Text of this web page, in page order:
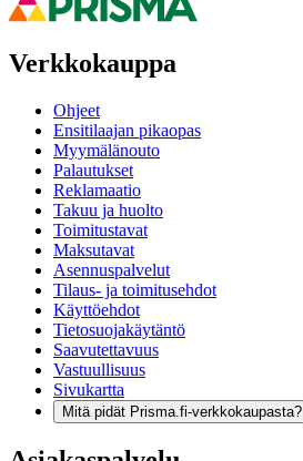
Verkkokauppa
Ohjeet
Ensitilaajan pikaopas
Myymälänouto
Palautukset
Reklamaatio
Takuu ja huolto
Toimitustavat
Maksutavat
Asennuspalvelut
Tilaus- ja toimitusehdot
Käyttöehdot
Tietosuojakäytäntö
Saavutettavuus
Vastuullisuus
Sivukartta
Mitä pidät Prisma.fi-verkkokaupasta?